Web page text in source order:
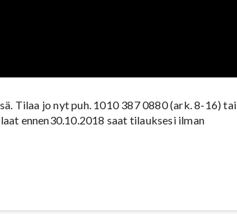
Tilaa jo nyt puh. 1010 387 0880 (ark. 8-16) tai
ennen30.10.2018 saat tilauksesi ilman